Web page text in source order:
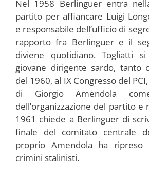
Nel 1958 Berlinguer entra
partito per affiancare Luigi
e responsabile dell’ufficio di
rapporto fra Berlinguer e il
diviene quotidiano. Togliatti
giovane dirigente sardo, tanto
del 1960, al IX Congresso del
di Giorgio Amendola
dell’organizzazione del partito
1961 chiede a Berlinguer di
finale del comitato centrale
proprio Amendola ha ripreso
crimini stalinisti.